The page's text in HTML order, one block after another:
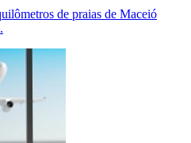
de praias de Maceió